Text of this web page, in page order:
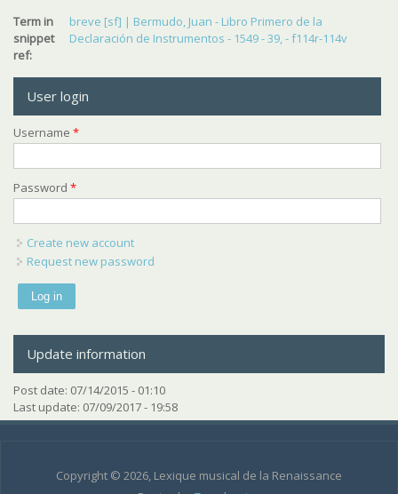
Term in
snippet
ref:
breve [sf] | Bermudo, Juan - Libro Primero de la
Declaración de Instrumentos - 1549 - 39, - f114r-114v
User login
Username *
Password *
Create new account
Request new password
Update information
Post date: 07/14/2015 - 01:10
Last update: 07/09/2017 - 19:58
Copyright © 2026, Lexique musical de la Renaissance